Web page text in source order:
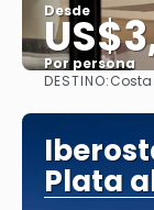
Desde
Por persona
DESTINO:Costa
Plata